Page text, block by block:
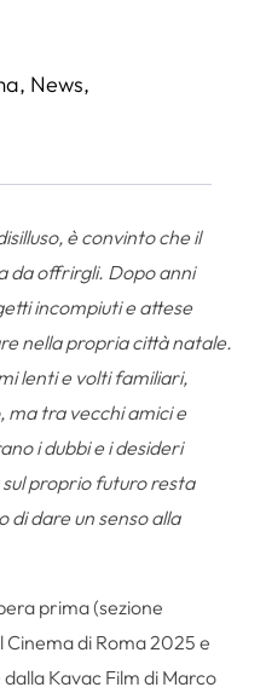
, News,
è convinto che il
da offrirgli. Dopo anni
incompiuti e attese
nella propria città natale.
lenti e volti familiari,
tra vecchi amici e
i dubbi e i desideri
proprio futuro resta
di dare un senso alla
prima (sezione
Cinema di Roma 2025 e
Kavac Film di Marco